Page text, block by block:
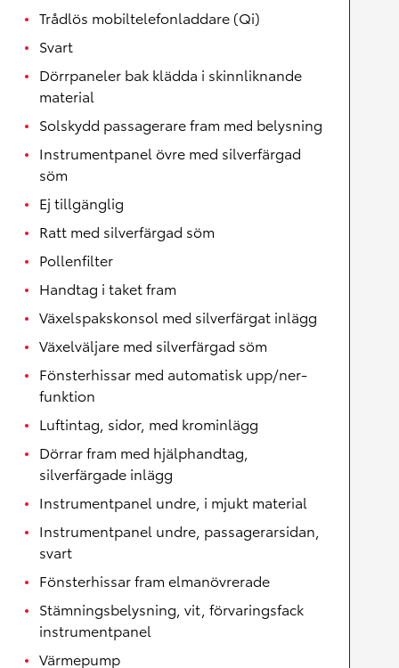
Trådlös mobiltelefonladdare (Qi)
Svart
Dörrpaneler bak klädda i skinnliknande
material
Solskydd passagerare fram med belysning
Instrumentpanel övre med silverfärgad
söm
Ej tillgänglig
Ratt med silverfärgad söm
Pollenfilter
Handtag i taket fram
Växelspakskonsol med silverfärgat inlägg
Växelväljare med silverfärgad söm
Fönsterhissar med automatisk upp/ner-
funktion
Luftintag, sidor, med krominlägg
Dörrar fram med hjälphandtag,
silverfärgade inlägg
Instrumentpanel undre, i mjukt material
Instrumentpanel undre, passagerarsidan,
svart
Fönsterhissar fram elmanövrerade
Stämningsbelysning, vit, förvaringsfack
instrumentpanel
Värmepump